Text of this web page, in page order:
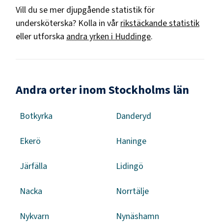
Vill du se mer djupgående statistik för
undersköterska? Kolla in vår rikstäckande statistik
eller utforska andra yrken i Huddinge.
Andra orter inom Stockholms län
Botkyrka Danderyd
Ekerö Haninge
Järfälla Lidingö
Nacka Norrtälje
Nykvarn Nynäshamn